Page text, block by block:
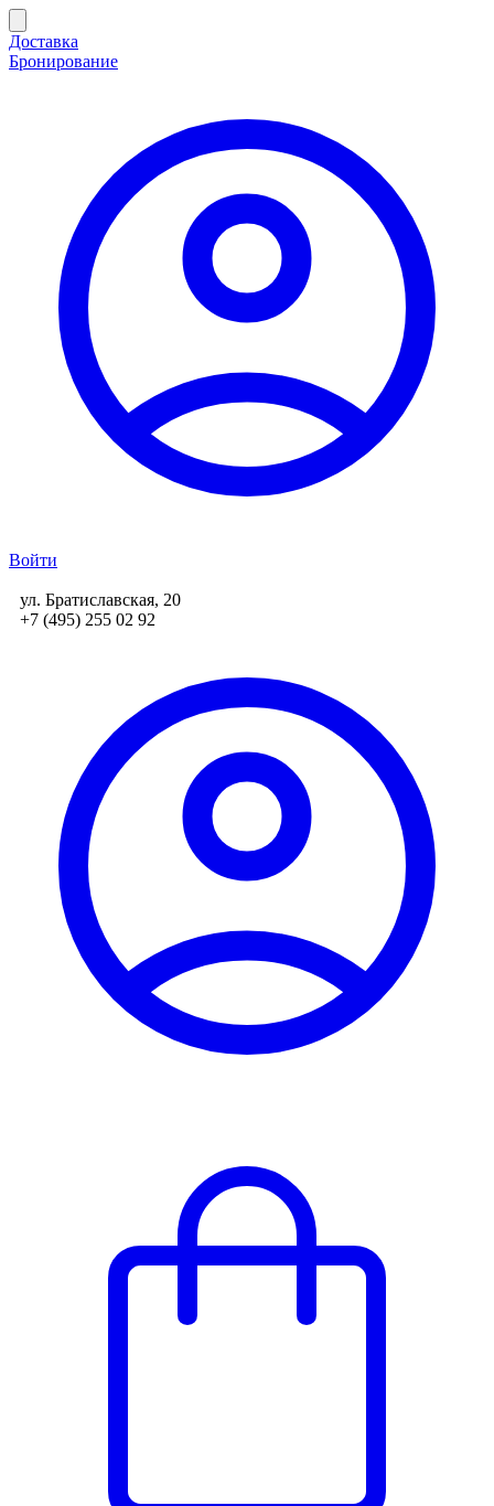
Доставка
Бронирование
Войти
ул. Братиславская, 20
+7 (495) 255 02 92